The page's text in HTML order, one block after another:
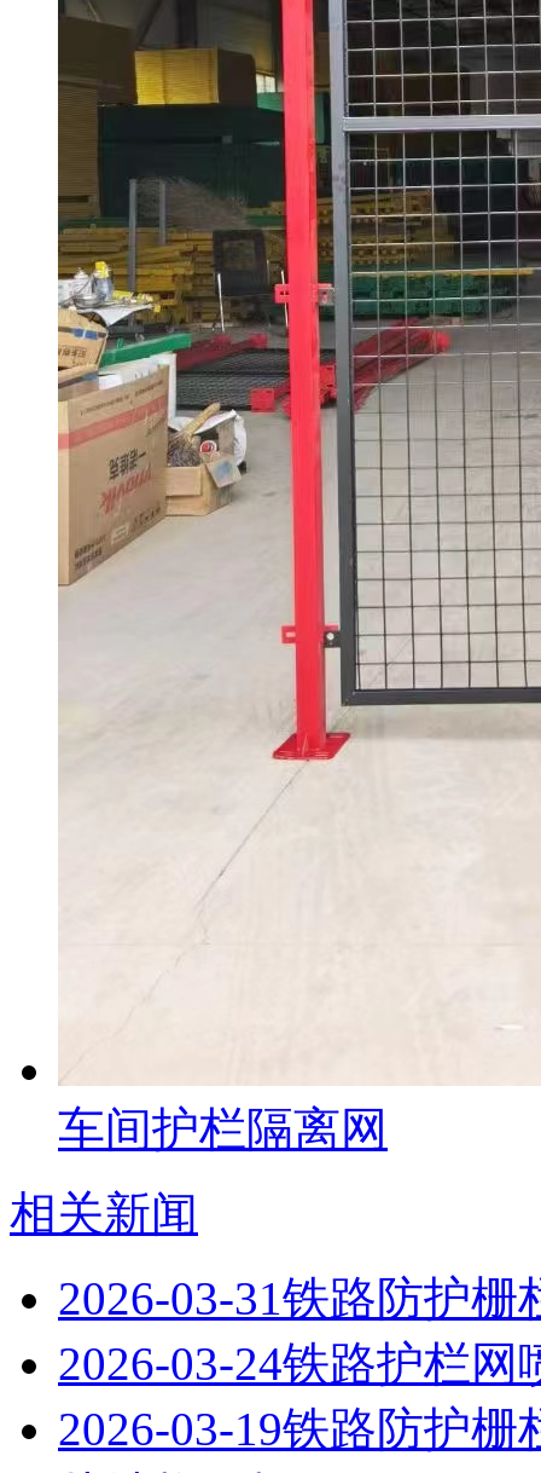
车间护栏隔离网
相关新闻
2026-03-31铁路防护栅
2026-03-24铁路护栏网
2026-03-19铁路防护栅